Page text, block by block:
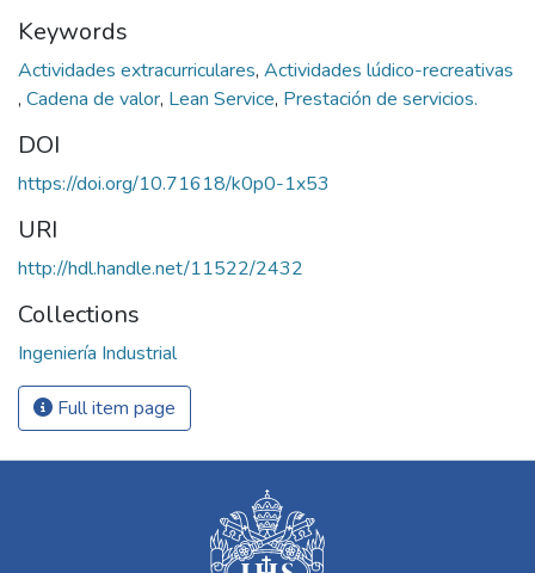
Keywords
Actividades extracurriculares, Actividades lúdico-recreativas
, Cadena de valor, Lean Service, Prestación de servicios.
DOI
https://doi.org/10.71618/k0p0-1x53
URI
http://hdl.handle.net/11522/2432
Collections
Ingeniería Industrial
Full item page